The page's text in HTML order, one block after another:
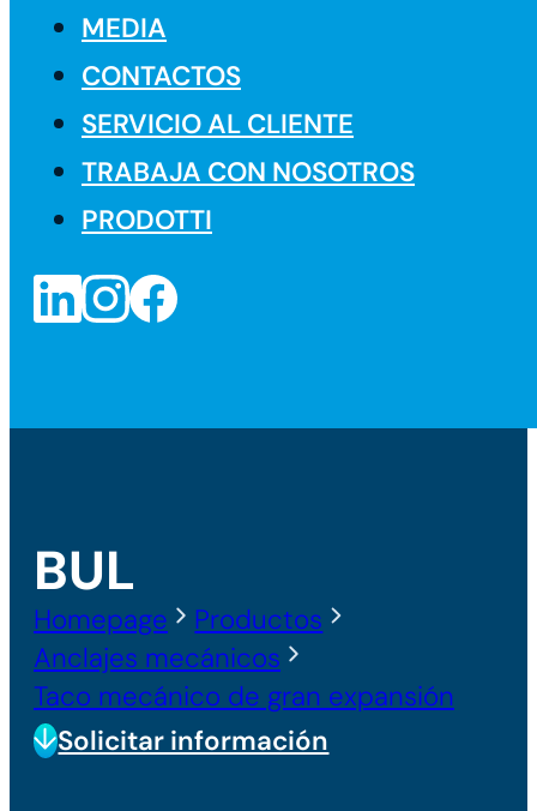
MEDIA
CONTACTOS
SERVICIO AL CLIENTE
TRABAJA CON NOSOTROS
PRODOTTI
BUL
Homepage
Productos
Anclajes mecánicos
Taco mecánico de gran expansión
Solicitar información